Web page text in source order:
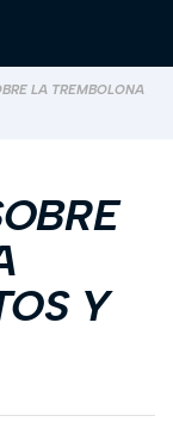
LA TREMBOLONA
Y